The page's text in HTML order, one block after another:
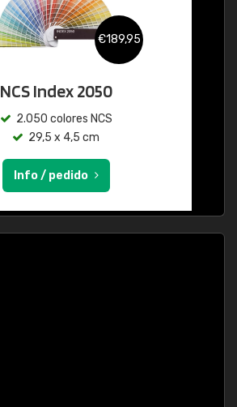
€189,95
NCS Index 2050
2.050 colores NCS
29,5 x 4,5 cm
Info / pedido